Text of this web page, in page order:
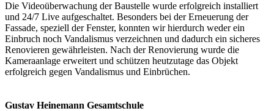
Die Videoüberwachung der Baustelle wurde erfolgreich installiert
und 24/7 Live aufgeschaltet. Besonders bei der Erneuerung der
Fassade, speziell der Fenster, konnten wir hierdurch weder ein
Einbruch noch Vandalismus verzeichnen und dadurch ein sicheres
Renovieren gewährleisten. Nach der Renovierung wurde die
Kameraanlage erweitert und schützen heutzutage das Objekt
erfolgreich gegen Vandalismus und Einbrüchen.
Gustav Heinemann Gesamtschule